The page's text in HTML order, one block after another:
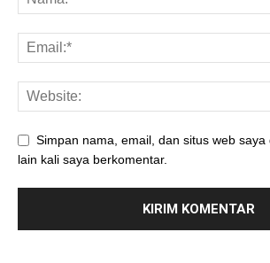
Simpan nama, email, dan situs web
lain kali saya berkomentar.